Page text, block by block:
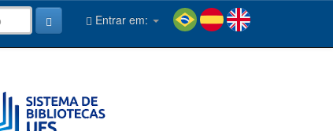
Entrar em: